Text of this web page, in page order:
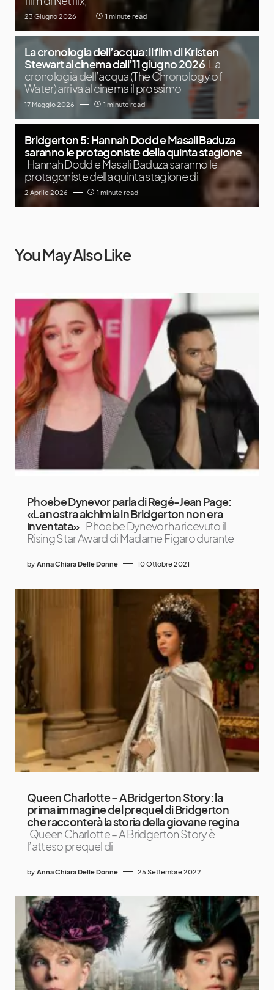
23 Giugno 2026 1 minute read
La cronologia dell’acqua: il film di Kristen
Stewart al cinema dall’11 giugno 2026 La
cronologia dell’acqua (The Chronology of
Water) arriva al cinema il prossimo
17 Maggio 2026 1 minute read
Bridgerton 5: Hannah Dodd e Masali Baduza
saranno le protagoniste della quinta stagione
Hannah Dodd e Masali Baduza saranno le
protagoniste della quinta stagione di
2 Aprile 2026 1 minute read
You May Also Like
Phoebe Dynevor parla di Regé-Jean Page:
«La nostra alchimia in Bridgerton non era
inventata» Phoebe Dynevor ha ricevuto il
Rising Star Award di Madame Figaro durante
by Anna Chiara Delle Donne 10 Ottobre 2021
Queen Charlotte – A Bridgerton Story: la
prima immagine del prequel di Bridgerton
che racconterà la storia della giovane regina
Queen Charlotte – A Bridgerton Story è
l’atteso prequel di
by Anna Chiara Delle Donne 25 Settembre 2022